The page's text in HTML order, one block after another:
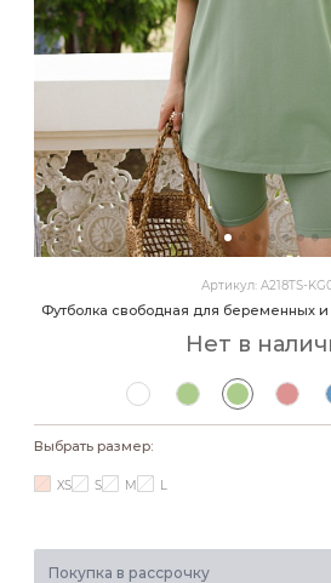
Артикул: A218TS-
Футболка свободная для беременных
Нет в
Выбрать размер:
XS S M L
Покупка в рассрочку